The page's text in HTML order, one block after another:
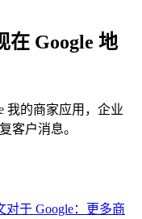
在 Google 地
我的商家应用，企业
客户消息。
对于 Google：更多商